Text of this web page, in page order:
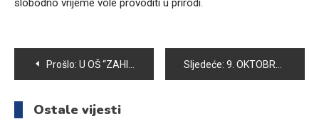
Navigacija
članaka
Prošlo: U OŠ “ZAHID BARUČIJA” VOGOŠĆA OBILJEŽEN DAN UČITELJA Sljedeće: 9. OKTOBRA POČINJE NOVA LOVNA SEZONA
Ostale vijesti